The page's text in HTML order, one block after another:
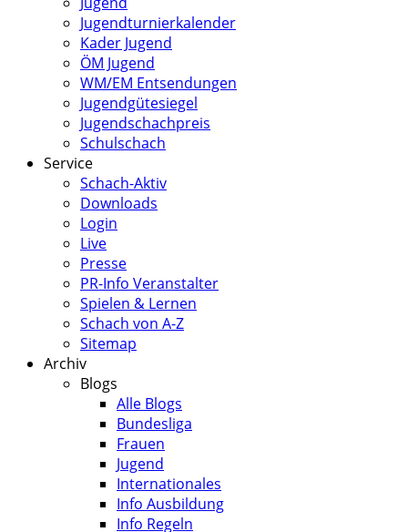
Jugendturnierkalender
Kader Jugend
ÖM Jugend
WM/EM Entsendungen
Jugendgütesiegel
Jugendschachpreis
Schulschach
Service
Schach-Aktiv
Downloads
Login
Live
Presse
PR-Info Veranstalter
Spielen & Lernen
Schach von A-Z
Sitemap
Archiv
Blogs
Alle Blogs
Bundesliga
Frauen
Jugend
Internationales
Info Ausbildung
Info Regeln